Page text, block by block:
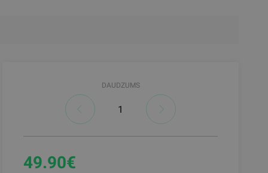
DAUDZUMS
49.90€